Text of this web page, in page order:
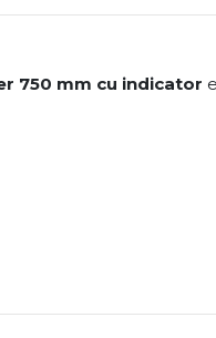
750 mm cu indicator